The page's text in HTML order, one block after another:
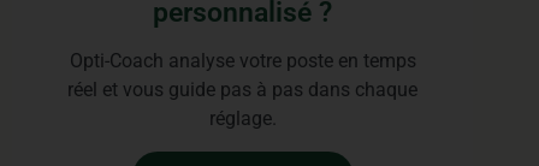
personnalisé ?
Opti-Coach analyse votre poste en temps
réel et vous guide pas à pas dans chaque
réglage.